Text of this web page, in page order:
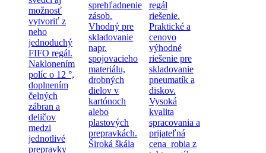
možnosť
vytvoriť z
neho
jednoduchý
FIFO regál.
Naklonením
políc o 12 °,
doplnením
čelných
zábran a
deličov
medzi
jednotlivé
prepravky
sprehľadnenie
zásob.
Vhodný pre
skladovanie
napr.
spojovacieho
materiálu,
drobných
dielov v
kartónoch
alebo
plastových
prepravkách.
Široká škála
regál
riešenie.
Praktické a
cenovo
výhodné
riešenie pre
skladovanie
pneumatík a
diskov.
Vysoká
kvalita
spracovania a
prijateľná
cena robia z